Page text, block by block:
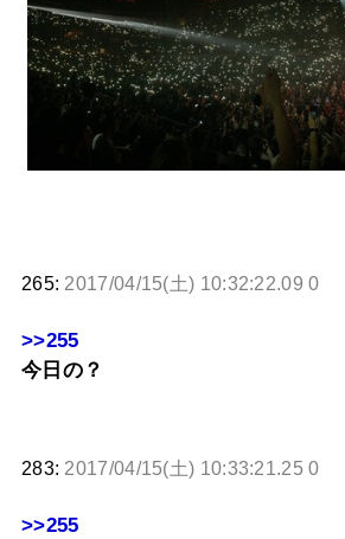
265: 2017/04/15(土) 10:32:22.09 0
>>255
今日の？
283: 2017/04/15(土) 10:33:21.25 0
>>255